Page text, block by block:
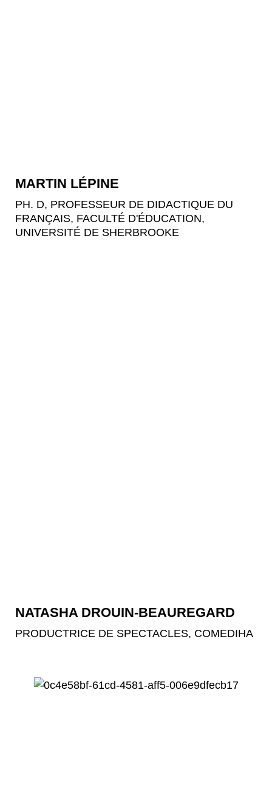
MARTIN LÉPINE
PH. D, PROFESSEUR DE DIDACTIQUE DU
FRANÇAIS, FACULTÉ D'ÉDUCATION,
UNIVERSITÉ DE SHERBROOKE
NATASHA DROUIN-BEAUREGARD
PRODUCTRICE DE SPECTACLES, COMEDIHA